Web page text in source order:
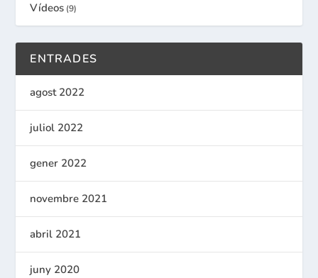
Vídeos (9)
ENTRADES
agost 2022
juliol 2022
gener 2022
novembre 2021
abril 2021
juny 2020